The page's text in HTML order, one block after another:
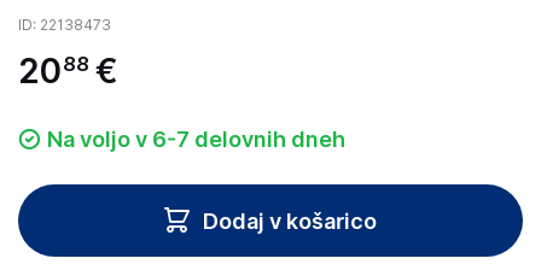
ID: 22138473
2088 €
Na voljo v 6-7 delovnih dneh
Dodaj v košarico